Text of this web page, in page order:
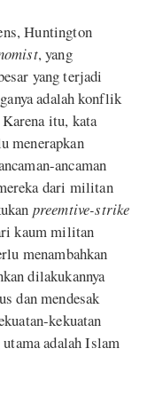
Huntington
, yang
yang terjadi
adalah konflik
itu, kata
menerapkan
ancaman
dari militan
preemtive-strike
kaum militan
menambahkan
dilakukannya
dan mendesak
kekuatan
adalah Islam